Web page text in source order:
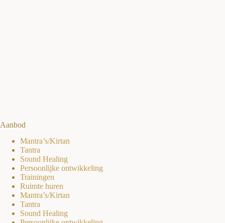
Aanbod
Mantra’s/Kirtan
Tantra
Sound Healing
Persoonlijke ontwikkeling
Trainingen
Ruimte huren
Mantra’s/Kirtan
Tantra
Sound Healing